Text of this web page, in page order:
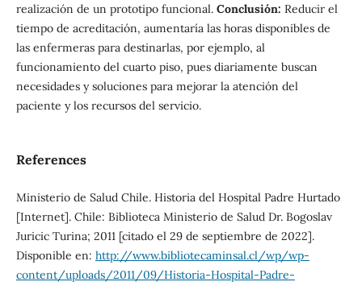
realización de un prototipo funcional. Conclusión: Reducir el
tiempo de acreditación, aumentaría las horas disponibles de
las enfermeras para destinarlas, por ejemplo, al
funcionamiento del cuarto piso, pues diariamente buscan
necesidades y soluciones para mejorar la atención del
paciente y los recursos del servicio.
References
Ministerio de Salud Chile. Historia del Hospital Padre Hurtado
[Internet]. Chile: Biblioteca Ministerio de Salud Dr. Bogoslav
Juricic Turina; 2011 [citado el 29 de septiembre de 2022].
Disponible en: http://www.bibliotecaminsal.cl/wp/wp-
content/uploads/2011/09/Historia-Hospital-Padre-